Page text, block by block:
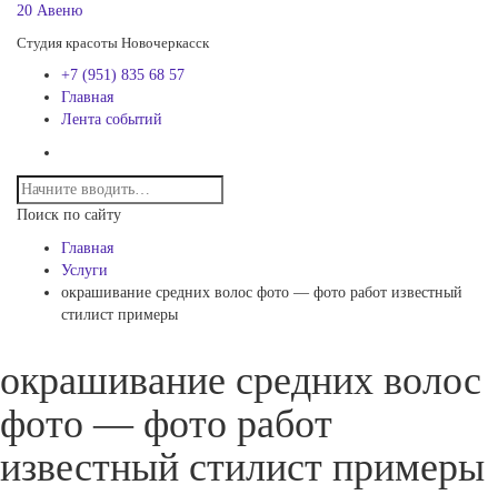
20 Авеню
Студия красоты Новочеркасск
+7 (951) 835 68 57
Главная
Лента событий
Поиск по сайту
Главная
Услуги
окрашивание средних волос фото — фото работ известный
стилист примеры
окрашивание средних волос
фото — фото работ
известный стилист примеры